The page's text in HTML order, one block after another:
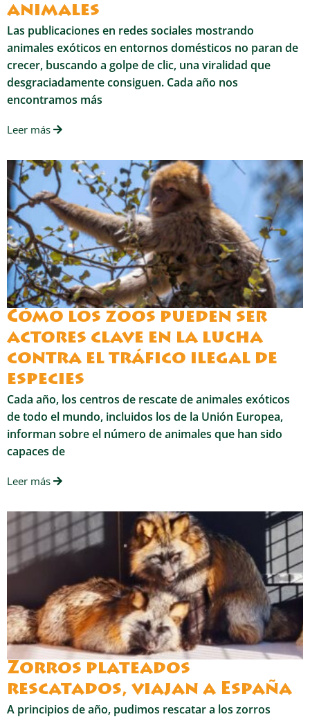
animales
Las publicaciones en redes sociales mostrando
animales exóticos en entornos domésticos no paran de
crecer, buscando a golpe de clic, una viralidad que
desgraciadamente consiguen. Cada año nos
encontramos más
Leer más
Cómo los zoos pueden ser
actores clave en la lucha
contra el tráfico ilegal de
especies
Cada año, los centros de rescate de animales exóticos
de todo el mundo, incluidos los de la Unión Europea,
informan sobre el número de animales que han sido
capaces de
Leer más
Zorros plateados
rescatados, viajan a España
A principios de año, pudimos rescatar a los zorros